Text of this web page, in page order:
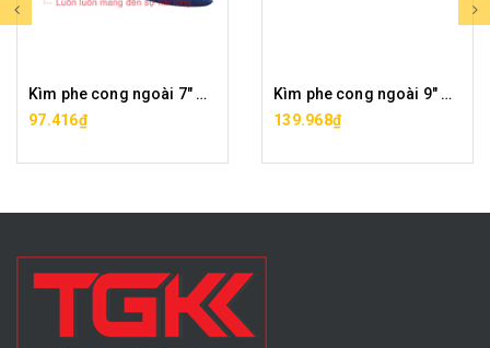
Kìm phe cong ngoài 7" CB0024-07
97.416₫
Kìm phe cong ngoài 9" CB0024-09
139.968₫